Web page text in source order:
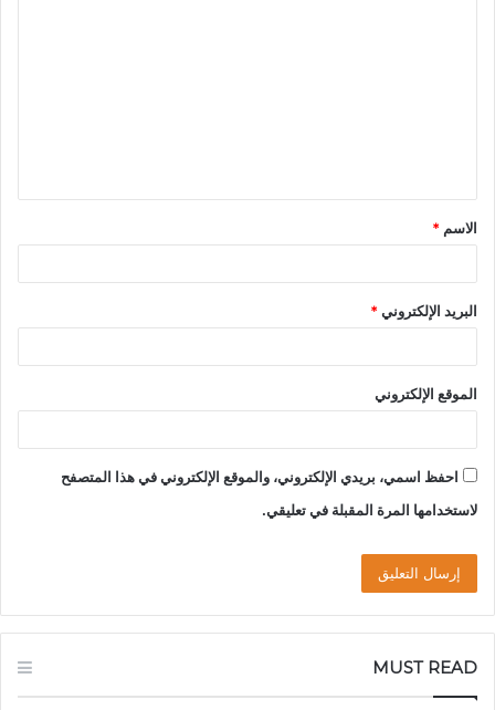
ق
*
الاسم *
البريد الإلكتروني*
الموقع الإلكتروني
احفظ اسمي، بريدي الإلكتروني، والموقع الإلكتروني في هذا المتصفح
لاستخدامها المرة المقبلة في تعليقي.
MUST READ